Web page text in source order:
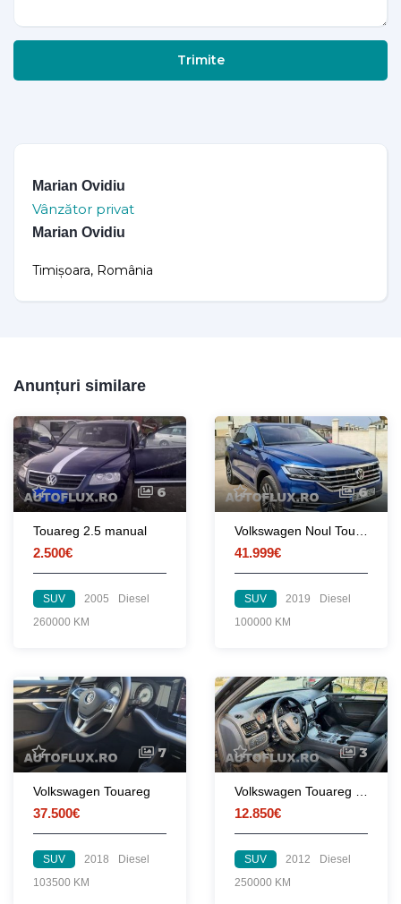
Trimite
Marian Ovidiu
Vânzător privat
Marian Ovidiu
Timișoara, România
Anunțuri similare
6
Touareg 2.5 manual
2.500€
SUV 2005
Diesel
260000 KM
6
41.999€
SUV 2019
Diesel
100000 KM
7
Volkswagen Touareg
37.500€
SUV 2018
Diesel
103500 KM
3
12.850€
SUV 2012
Diesel
250000 KM